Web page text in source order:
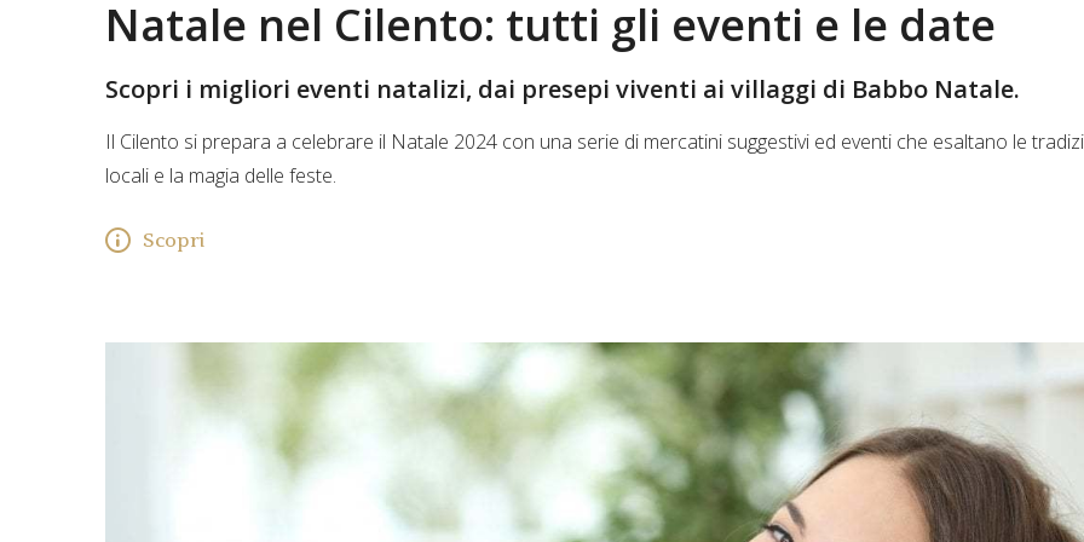
Natale nel Cilento: tutti gli eventi e le date
Scopri i migliori eventi natalizi, dai presepi viventi ai villaggi di Babbo Natale.
Il Cilento si prepara a celebrare il Natale 2024 con una serie di mercatini suggestivi ed eventi che esaltano le
locali e la magia delle feste.
Scopri